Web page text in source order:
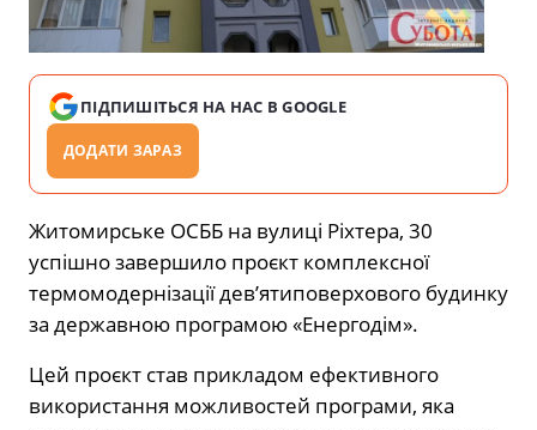
ПІДПИШІТЬСЯ НА НАС В GOOGLE
ДОДАТИ ЗАРАЗ
Житомирське ОСББ на вулиці Ріхтера, 30
успішно завершило проєкт комплексної
термомодернізації дев’ятиповерхового будинку
за державною програмою «Енергодім».
Цей проєкт став прикладом ефективного
використання можливостей програми, яка